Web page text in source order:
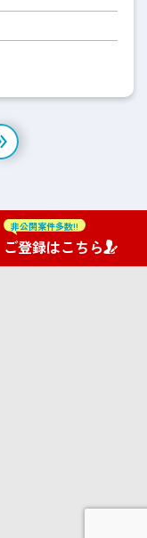
非公開案件多数!!
ご登録はこちら